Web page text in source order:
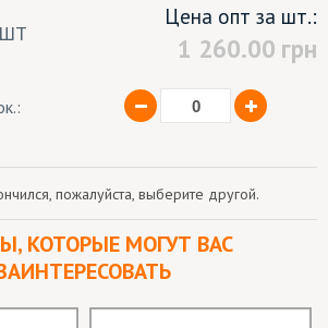
Цена опт за шт.:
1 260.00 грн
пожалуйста, выберите другой.
КОТОРЫЕ МОГУТ ВАС